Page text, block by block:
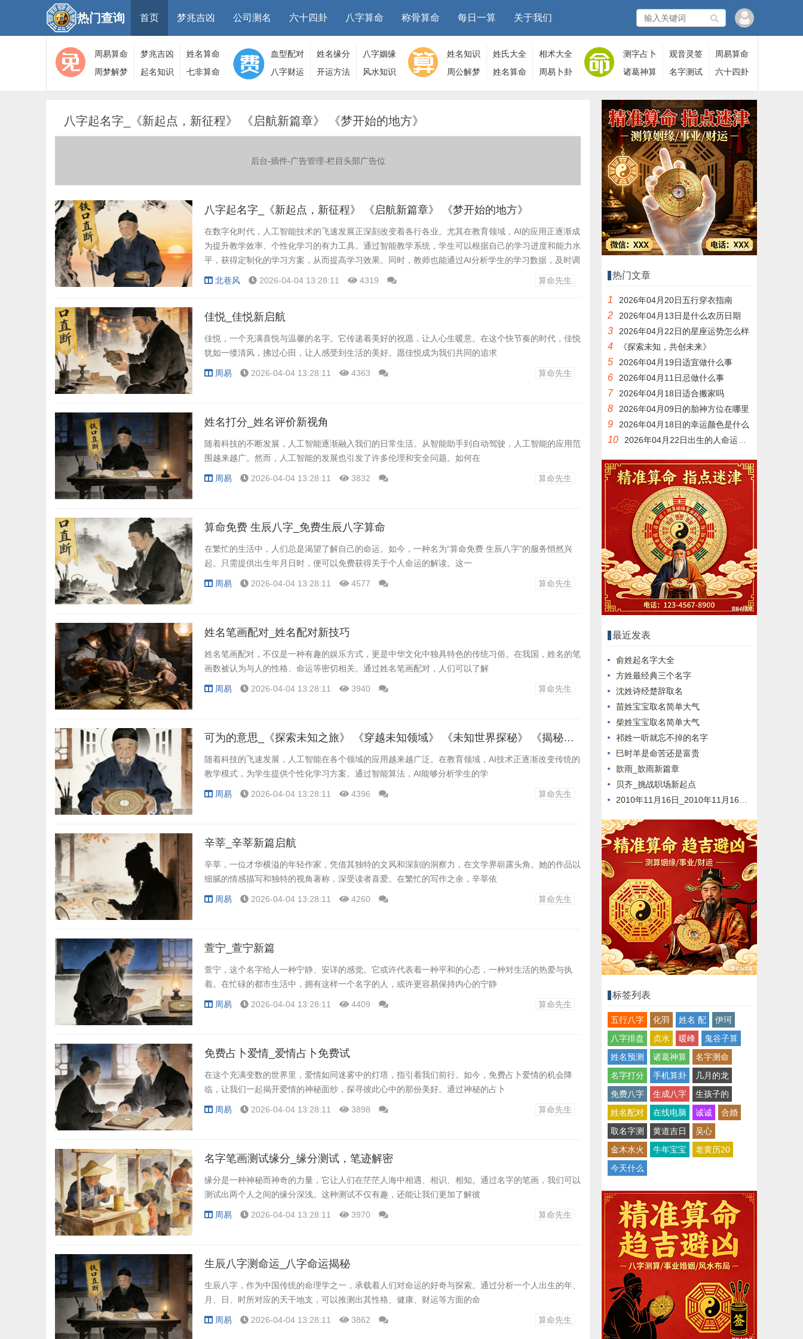
热门查询 首页 梦兆吉凶 公司测名 六十四卦 八字算命 称骨算命 每日一算 关于我们
周易算命 梦兆吉凶
姓名算命
周梦解梦
大全
起名知识
算命
七非算命
网
血型配对 姓名缘分
八字姻缘
八字财运
开运方法 风水知识
姓名知识 姓氏大全
相术大全
周公解梦
姓名算命 周易卜卦
测字占卜 观音灵签
周易算命
诸葛神算
名字测试 六十四卦
八字起名字_《新起点，新征程》 《启航新篇章》 《梦开始的地方》
后台-插件-广告管理-栏目头部广告位
八字起名字_《新起点，新征程》 《启航新篇章》 《梦开始的地方》
在数字化时代，人工智能技术的飞速发展正深刻改变着各行各业。尤其在教育领域，AI的应用正逐渐成
为提升教学效率、个性化学习的有力工具。通过智能教学系统，学生可以根据自己的学习进度和能力水
平，获得定制化的学习方案，从而提高学习效果。同时，教师也能通过AI分析学生的学习数据，及时调
整教学策略，实现因材施教。然而，AI在教育领域的应用也引发了对隐私保护、数据安全等问题的关
北巷风 2026-04-04 13:28:11 4319 算命先生
佳悦_佳悦新启航
佳悦，一个充满喜悦与温馨的名字。它传递着美好的祝愿，让人心生暖意。在这个快节奏的时代，佳悦
犹如一缕清风，拂过心田，让人感受到生活的美好。愿佳悦成为我们共同的追求
周易 2026-04-04 13:28:11 4363 算命先生
姓名打分_姓名评价新视角
随着科技的不断发展，人工智能逐渐融入我们的日常生活。从智能助手到自动驾驶，人工智能的应用范
围越来越广。然而，人工智能的发展也引发了许多伦理和安全问题。如何在
周易 2026-04-04 13:28:11 3832 算命先生
算命免费 生辰八字_免费生辰八字算命
在繁忙的生活中，人们总是渴望了解自己的命运。如今，一种名为“算命免费 生辰八字”的服务悄然兴
起。只需提供出生年月日时，便可以免费获得关于个人命运的解读。这一
周易 2026-04-04 13:28:11 4577 算命先生
姓名笔画配对_姓名配对新技巧
姓名笔画配对，不仅是一种有趣的娱乐方式，更是中华文化中独具特色的传统习俗。在我国，姓名的笔
画数被认为与人的性格、命运等密切相关。通过姓名笔画配对，人们可以了解
周易 2026-04-04 13:28:11 3940 算命先生
可为的意思_《探索未知之旅》 《穿越未知领域》 《未知世界探秘》 《揭秘未知领域》
随着科技的飞速发展，人工智能在各个领域的应用越来越广泛。在教育领域，AI技术正逐渐改变传统的
教学模式，为学生提供个性化学习方案。通过智能算法，AI能够分析学生的学
周易 2026-04-04 13:28:11 4396 算命先生
辛莘_辛莘新篇启航
辛莘，一位才华横溢的年轻作家，凭借其独特的文风和深刻的洞察力，在文学界崭露头角。她的作品以
细腻的情感描写和独特的视角著称，深受读者喜爱。在繁忙的写作之余，辛莘依
周易 2026-04-04 13:28:11 4260 算命先生
萱宁_萱宁新篇
萱宁，这个名字给人一种宁静、安详的感觉。它或许代表着一种平和的心态，一种对生活的热爱与执
着。在忙碌的都市生活中，拥有这样一个名字的人，或许更容易保持内心的宁静
周易 2026-04-04 13:28:11 4409 算命先生
免费占卜爱情_爱情占卜免费试
在这个充满变数的世界里，爱情如同迷雾中的灯塔，指引着我们前行。如今，免费占卜爱情的机会降
临，让我们一起揭开爱情的神秘面纱，探寻彼此心中的那份美好。通过神秘的占卜
周易 2026-04-04 13:28:11 3898 算命先生
名字笔画测试缘分_缘分测试，笔迹解密
缘分是一种神秘而神奇的力量，它让人们在茫茫人海中相遇、相识、相知。通过名字的笔画，我们可以
测试出两个人之间的缘分深浅。这种测试不仅有趣，还能让我们更加了解彼
周易 2026-04-04 13:28:11 3970 算命先生
生辰八字测命运_八字命运揭秘
生辰八字，作为中国传统的命理学之一，承载着人们对命运的好奇与探索。通过分析一个人出生的年、
月、日、时所对应的天干地支，可以推测出其性格、健康、财运等方面的命
周易 2026-04-04 13:28:11 3862 算命先生
热门文章
1 2026年04月20日五行穿衣指南
2 2026年04月13日是什么农历日期
3 2026年04月22日的星座运势怎么样
4 《探索未知，共创未来》
5 2026年04月19日适宜做什么事
6 2026年04月11日忌做什么事
7 2026年04月18日适合搬家吗
8 2026年04月09日的胎神方位在哪里
9 2026年04月18日的幸运颜色是什么
10 2026年04月22日出生的人命运如何
最近发表
俞姓起名字大全
方姓最经典三个名字
沈姓诗经楚辞取名
苗姓宝宝取名简单大气
柴姓宝宝取名简单大气
祁姓一听就忘不掉的名字
巳时羊是命苦还是富贵
歆雨_歆雨新篇章
贝齐_挑战职场新起点
2010年11月16日_2010年11月16日新闻回顾
标签列表
五行八字 化羽 姓名 配
伊珂
八字排盘
贞水 暖峰
鬼谷子算
姓名预测
诸葛神算
名字测命
名字打分
手机算卦
几月的龙
免费八字
生成八字
生孩子的
姓名配对
在线电脑 诚诚
合婚
取名字测
黄道吉日
吴心
金木水火
牛年宝宝
老黄历20
今天什么